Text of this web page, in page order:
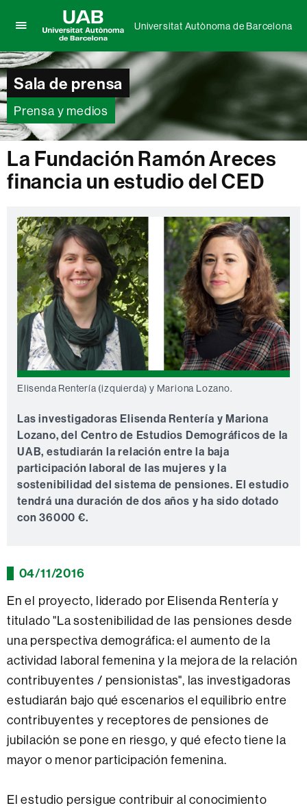
aquí
para
desplegar
el
menú
de
Universitat
Autònoma
de
Barcelona
Universitat
Autònoma
de
Universitat Autònoma de Barcelona
Sala de prensa
Prensa y medios
La Fundación Ramón Areces
financia un estudio del CED
Elisenda Rentería (izquierda) y Mariona Lozano.
Las investigadoras Elisenda Rentería y Mariona
Lozano, del Centro de Estudios Demográficos de la
UAB, estudiarán la relación entre la baja
participación laboral de las mujeres y la
sostenibilidad del sistema de pensiones. El estudio
tendrá una duración de dos años y ha sido dotado
con 36000 €.
04/11/2016
En el proyecto, liderado por Elisenda Rentería y
titulado "La sostenibilidad de las pensiones desde
una perspectiva demográfica: el aumento de la
actividad laboral femenina y la mejora de la relación
contribuyentes / pensionistas", las investigadoras
estudiarán bajo qué escenarios el equilibrio entre
contribuyentes y receptores de pensiones de
jubilación se pone en riesgo, y qué efecto tiene la
mayor o menor participación femenina.
El estudio persigue contribuir al conocimiento